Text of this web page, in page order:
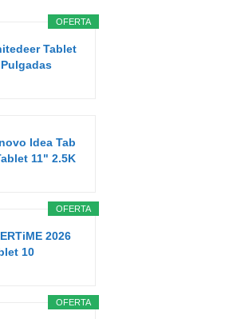
OFERTA
Tablet
Idea Tab
11" 2.5K
OFERTA
2026
10
OFERTA